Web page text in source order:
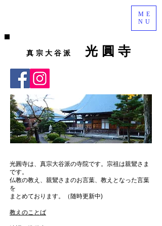
真宗大谷派 光圓寺
ME
NU
光圓寺は、真宗大谷派の寺院です。宗祖は親鸞さま
です。
仏教の教え、親鸞さまのお言葉、教えとなった言葉
を
まとめております。（随時更新中)
教えのことば